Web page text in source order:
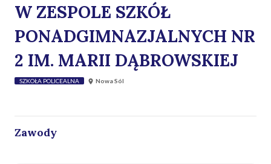
W ZESPOLE SZKÓŁ
PONADGIMNAZJALNYCH NR
2 IM. MARII DĄBROWSKIEJ
SZKOŁA POLICEALNA Nowa Sól
Zawody